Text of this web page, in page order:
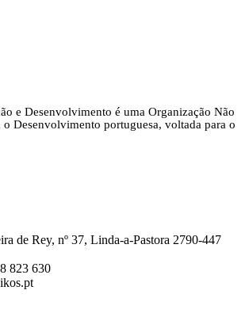
e Desenvolvimento é uma Organização Não
o Desenvolvimento portuguesa, voltada para o
de Rey, nº 37, Linda-a-Pastora 2790-447
823 630